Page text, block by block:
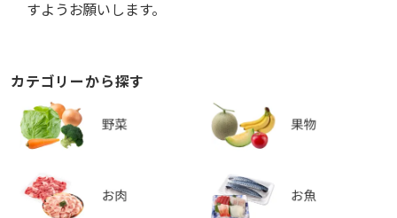
すようお願いします。
カテゴリーから探す